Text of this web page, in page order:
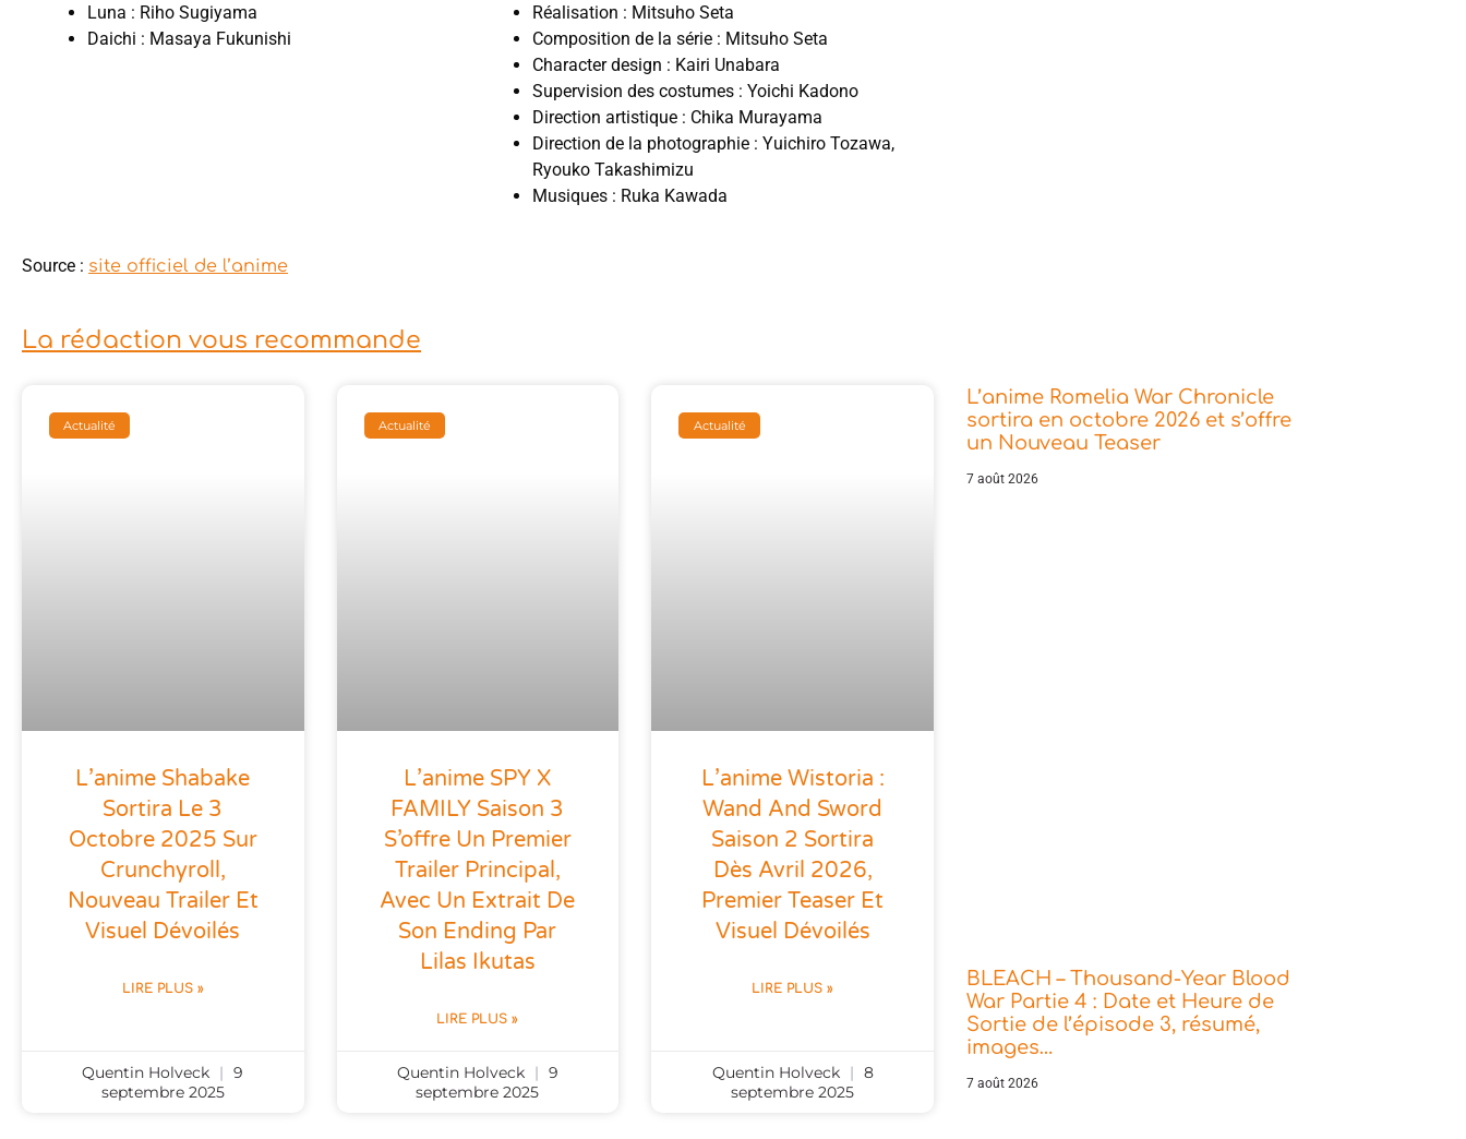
Luna : Riho Sugiyama
Daichi : Masaya Fukunishi
Réalisation : Mitsuho Seta
Composition de la série : Mitsuho Seta
Character design : Kairi Unabara
Supervision des costumes : Yoichi Kadono
Direction artistique : Chika Murayama
Direction de la photographie : Yuichiro Tozawa,
Ryouko Takashimizu
Musiques : Ruka Kawada
Source : site officiel de l’anime
La rédaction vous recommande
Actualité
L’anime Shabake
Sortira Le 3
Octobre 2025 Sur
Crunchyroll,
Nouveau Trailer Et
Visuel Dévoilés
LIRE PLUS »
Quentin Holveck
9
septembre 2025
Actualité
L’anime SPY X
FAMILY Saison 3
S’offre Un Premier
Trailer Principal,
Avec Un Extrait De
Son Ending Par
Lilas Ikutas
LIRE PLUS »
Quentin Holveck
9
septembre 2025
Actualité
L’anime Wistoria :
Wand And Sword
Saison 2 Sortira
Dès Avril 2026,
Premier Teaser Et
Visuel Dévoilés
LIRE PLUS »
Quentin Holveck
8
septembre 2025
L’anime Romelia War Chronicle
sortira en octobre 2026 et s’offre
un Nouveau Teaser
7 août 2026
BLEACH – Thousand-Year Blood
War Partie 4 : Date et Heure de
Sortie de l’épisode 3, résumé,
images…
7 août 2026